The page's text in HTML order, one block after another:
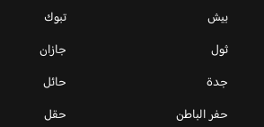
بيش
تبوك
ثول
جازان
جدة
حائل
حفر الباطن
حقل